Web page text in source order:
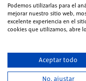
Podemos utilizarlas para el
mejorar nuestro sitio web,
excelente experiencia en el
cookies que utilizamos, abre
Aceptar todo
No, ajustar